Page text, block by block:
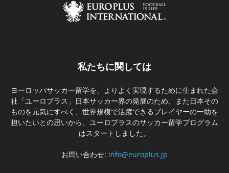
私たちに関しては
ヨーロッパサッカー留学を、よりよく実現するために生まれた会
社「ユーロプラス」日本サッカー界の発展のため、また日本その
ものを元気にすべく、世界規模で活躍できるプレイヤーの一助を
担いたいとの思いから、ユーロプラスのサッカー留学プログラム
はスタートしました。
お問い合わせ: info@europlus.jp